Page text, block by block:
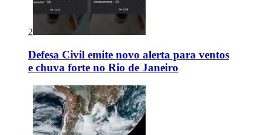
2
Defesa Civil emite novo alerta para ventos
e chuva forte no Rio de Janeiro